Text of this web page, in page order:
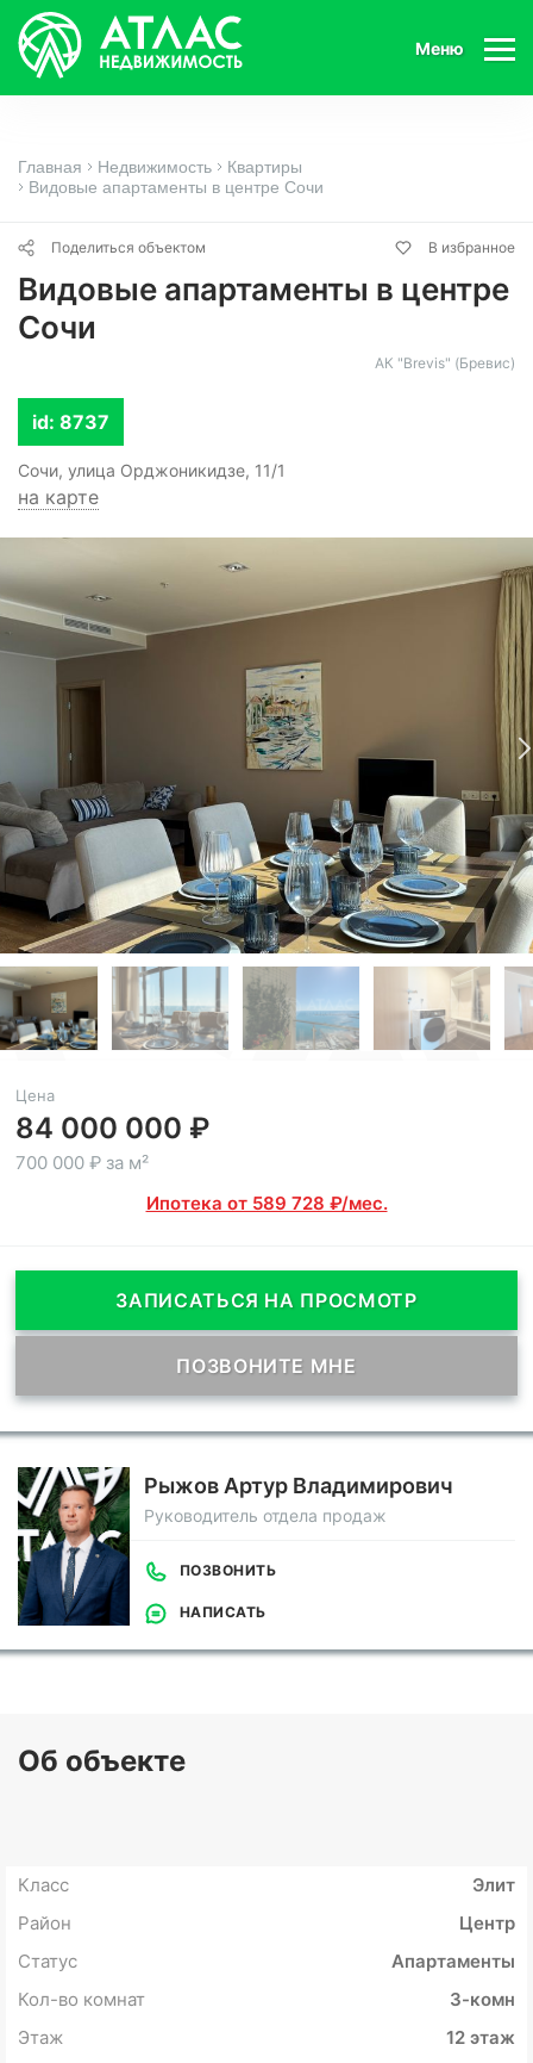
Меню
Главная Недвижимость
Квартиры
Видовые апартаменты в центре Сочи
Поделиться объектом В избранное
Видовые апартаменты в центре
Сочи
АК "Brevis" (Бревис)
id: 8737
Сочи, улица Орджоникидзе, 11/1
на карте
Цена
84 000 000 ₽
700 000 ₽ за м²
Ипотека от 589 728 ₽/мес.
ЗАПИСАТЬСЯ НА ПРОСМОТР
ПОЗВОНИТЕ МНЕ
Рыжов Артур Владимирович
Руководитель отдела продаж
ПОЗВОНИТЬ
НАПИСАТЬ
Об объекте
Класс
Элит
Район
Центр
Статус
Апартаменты
Кол-во комнат
3-комн
Этаж
12 этаж